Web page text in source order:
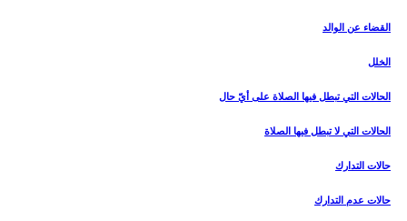
القضاء عن الوالد
الخلل‏
الحالات التي تبطل فيها الصلاة على أيّ حال‏
الحالات التي لا تبطل فيها الصلاة
حالات التدارك
حالات عدم التدارك